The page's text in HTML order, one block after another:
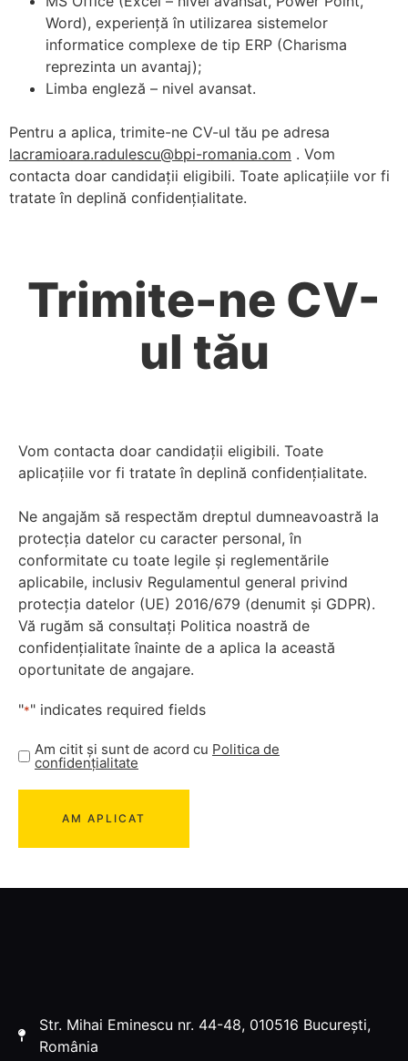
Word), experiență în utilizarea sistemelor
informatice complexe de tip ERP (Charisma
reprezinta un avantaj);
Limba engleză – nivel avansat.
Pentru a aplica, trimite-ne CV-ul tău pe adresa
lacramioara.radulescu@bpi-romania.com . Vom
contacta doar candidații eligibili. Toate aplicațiile vor fi
tratate în deplină confidențialitate.
Trimite-ne CV-
ul tău
Vom contacta doar candidații eligibili. Toate
aplicațiile vor fi tratate în deplină confidențialitate.
Ne angajăm să respectăm dreptul dumneavoastră la
protecția datelor cu caracter personal, în
conformitate cu toate legile și reglementările
aplicabile, inclusiv Regulamentul general privind
protecția datelor (UE) 2016/679 (denumit și GDPR).
Vă rugăm să consultați Politica noastră de
confidențialitate înainte de a aplica la această
oportunitate de angajare.
"*" indicates required fields
Am citit și sunt de acord cu Politica de
confidențialitate
Str. Mihai Eminescu nr. 44-48, 010516 București,
România